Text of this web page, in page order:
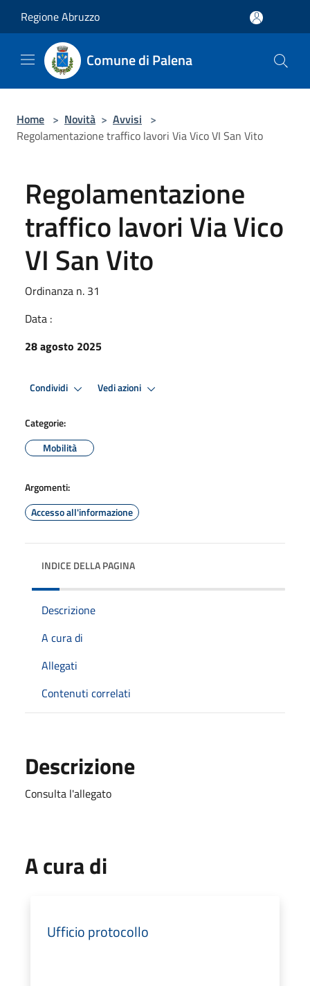
Regione Abruzzo
Comune di Palena
Home > Novità > Avvisi >
Regolamentazione traffico lavori Via Vico VI San Vito
Regolamentazione
traffico lavori Via Vico
VI San Vito
Ordinanza n. 31
Data :
28 agosto 2025
Condividi Vedi azioni
Categorie:
Mobilità
Argomenti:
Accesso all'informazione
INDICE DELLA PAGINA
Descrizione
A cura di
Allegati
Contenuti correlati
Descrizione
Consulta l'allegato
A cura di
Ufficio protocollo